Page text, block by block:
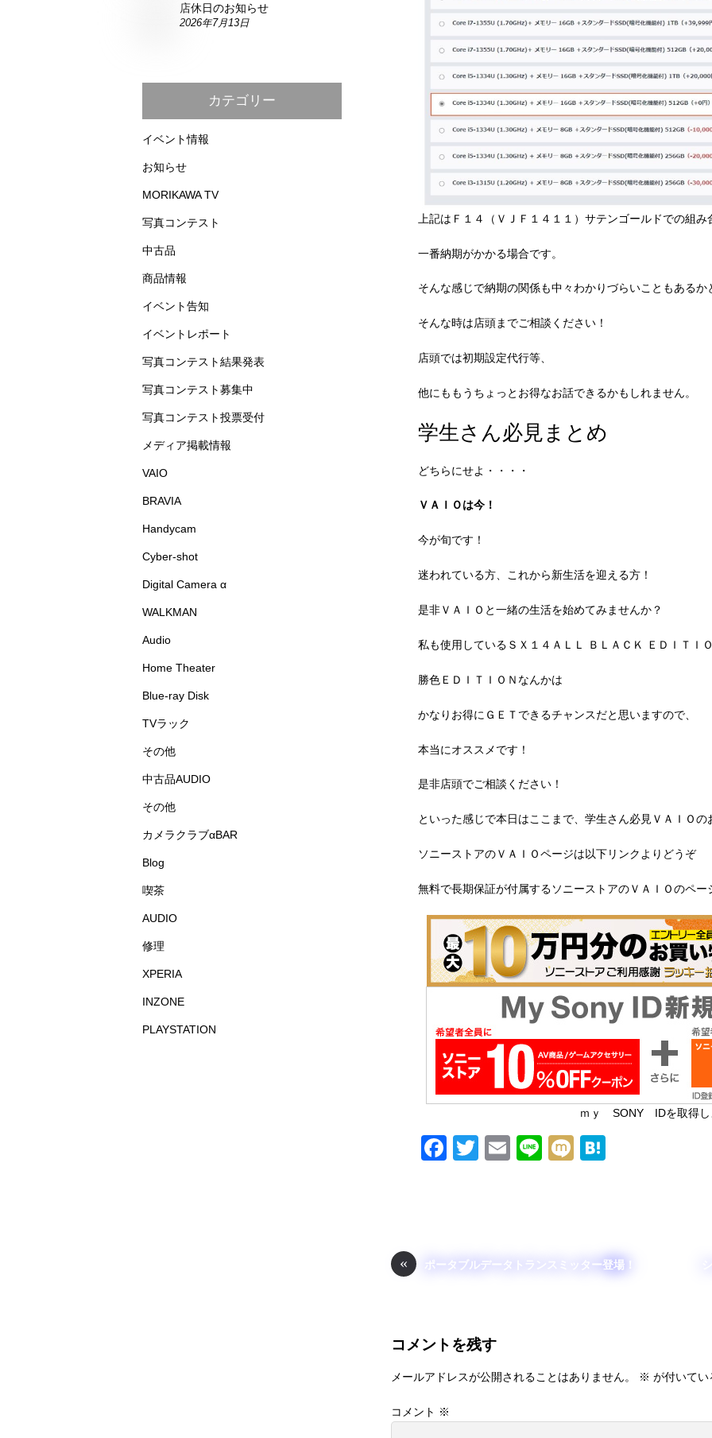
上記はＦ１４（ＶＪＦ１４１１）サテンゴールドでの組み
一番納期がかかる場合です。
そんな感じで納期の関係も中々わかりづらいこともあるか
そんな時は店頭までご相談ください！
店頭では初期設定代行等、
他にももうちょっとお得なお話できるかもしれません。
学生さん必見まとめ
どちらにせよ・・・・
ＶＡＩＯは今！
今が旬です！
迷われている方、これから新生活を迎える方！
是非ＶＡＩＯと一緒の生活を始めてみませんか？
私も使用しているＳＸ１４ＡＬＬ ＢＬＡＣＫ ＥＤＩＴＩ
勝色ＥＤＩＴＩＯＮなんかは
かなりお得にＧＥＴできるチャンスだと思いますので、
本当にオススメです！
是非店頭でご相談ください！
といった感じで本日はここまで、学生さん必見ＶＡＩＯの
ソニーストアのＶＡＩＯページは以下リンクよりどうぞ
無料で長期保証が付属するソニーストアのＶＡＩＯのペー
ｍｙ SONY IDを取得し
F
o
T
E
Li
M
a
« ポータブルデータトランスミッター登場！
コメントを残す
メールアドレスが公開されることはありません。 ※ が付いてい
コメント ※
店休日のお知らせ
2026年7月13日
カテゴリー
イベント情報
お知らせ
MORIKAWA TV
写真コンテスト
中古品
商品情報
イベント告知
イベントレポート
写真コンテスト結果発表
写真コンテスト募集中
写真コンテスト投票受付
メディア掲載情報
VAIO
BRAVIA
Handycam
Cyber-shot
Digital Camera α
WALKMAN
Audio
Home Theater
Blue-ray Disk
TVラック
その他
中古品AUDIO
その他
カメラクラブαBAR
Blog
喫茶
AUDIO
修理
XPERIA
INZONE
PLAYSTATION